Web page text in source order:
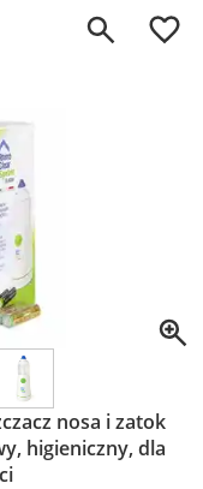
0
nosa i zatok
higieniczny, dla